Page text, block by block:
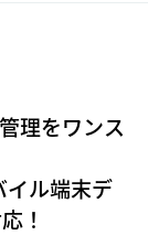
理をワンス
イル端末デ
！